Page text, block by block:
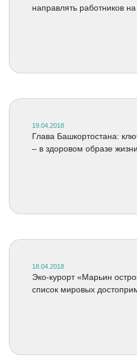
направлять работников
19.04.2018
Глава Башкортостана:
– в здоровом образе
18.04.2018
Эко-курорт «Марьин
список мировых